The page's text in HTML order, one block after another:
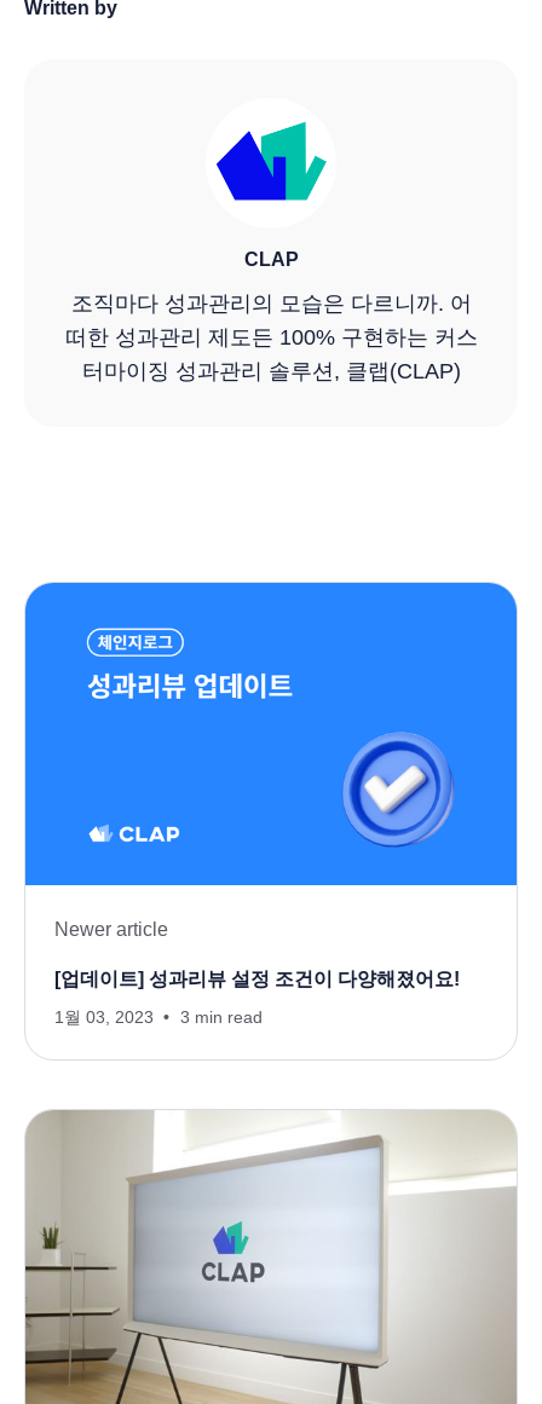
Written by
CLAP
조직마다 성과관리의 모습은 다르니까. 어
떠한 성과관리 제도든 100% 구현하는 커스
터마이징 성과관리 솔루션, 클랩(CLAP)
Newer article
[업데이트] 성과리뷰 설정 조건이 다양해졌어요!
1월 03, 2023 3 min read